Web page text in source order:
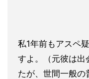
私1年前もアスペ
すよ。（元彼は出
たが、世間一般の